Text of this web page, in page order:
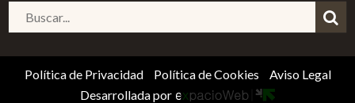
Política de Privacidad Política de Cookies
Aviso Legal
Desarrollada por